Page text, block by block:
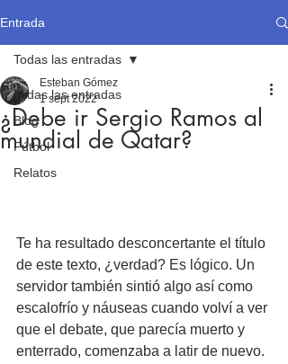
Entrada
Todas las entradas
Blog
Fútbol
Relatos
Todas las entradas
¿Debe ir Sergio Ramos al
mundial de Qatar?
Esteban Gómez
1 sept 2022
Te ha resultado desconcertante el título
de este texto, ¿verdad? Es lógico. Un
servidor también sintió algo así como
escalofrío y náuseas cuando volví a ver
que el debate, que parecía muerto y
enterrado, comenzaba a latir de nuevo.